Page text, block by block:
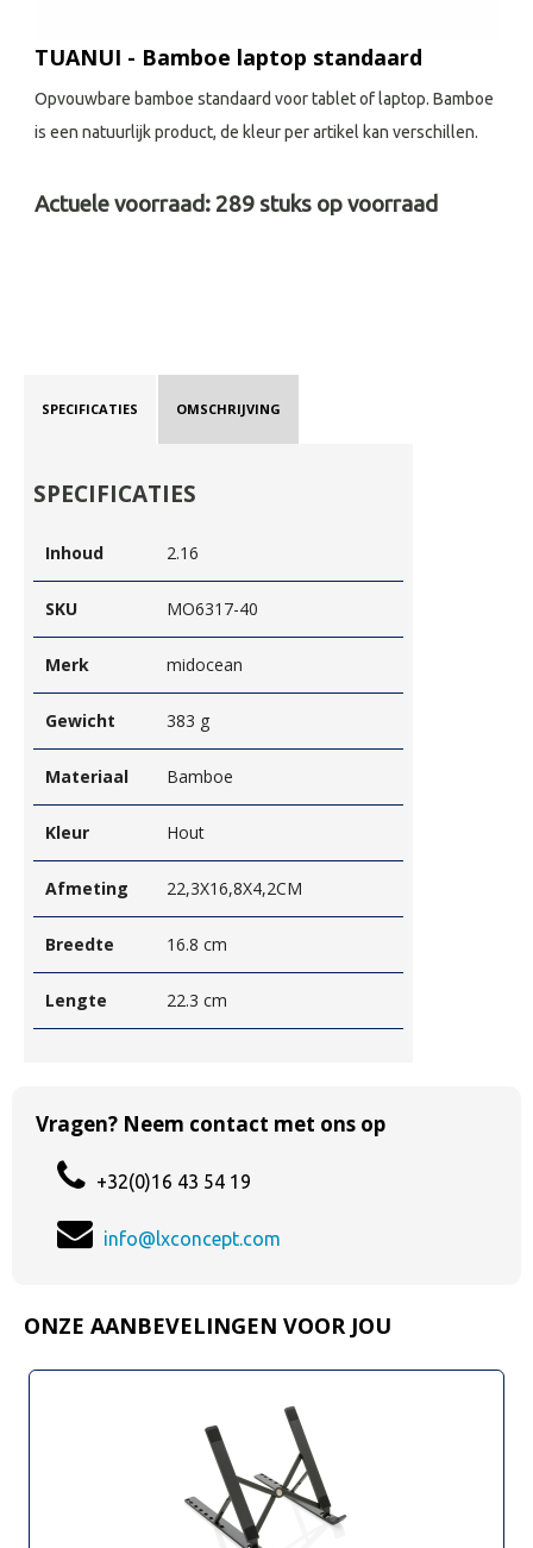
TUANUI - Bamboe laptop standaard
Opvouwbare bamboe standaard voor tablet of laptop. Bamboe
is een natuurlijk product, de kleur per artikel kan verschillen.
Actuele voorraad:289 stuks op voorraad
SPECIFICATIES OMSCHRIJVING
SPECIFICATIES
Inhoud 2.16
SKU MO6317-40
Merk midocean
Gewicht 383 g
Materiaal Bamboe
Kleur Hout
Afmeting 22,3X16,8X4,2CM
Breedte 16.8 cm
Lengte 22.3 cm
Vragen? Neem contact met ons op
+32(0)16 43 54 19
info@lxconcept.com
ONZE AANBEVELINGEN VOOR JOU